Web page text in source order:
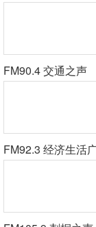
FM90.4 交通之声
FM92.3 经济生活